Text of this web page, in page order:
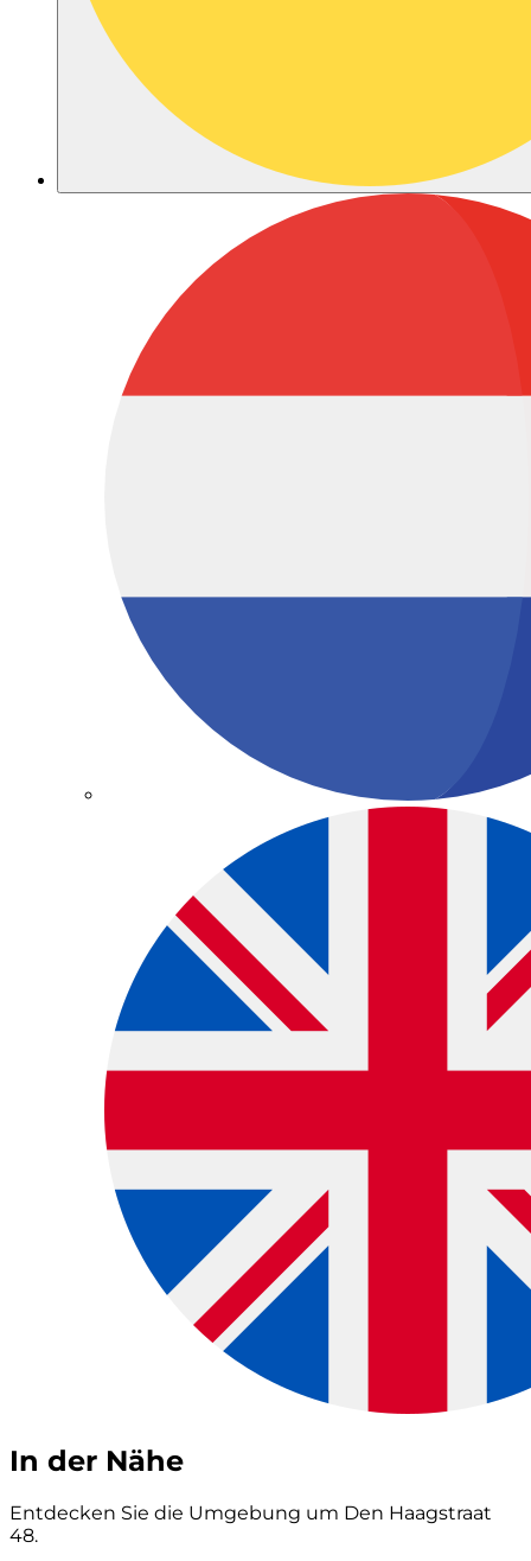
In der Nähe
Entdecken Sie die Umgebung um Den Haagstraat
48.